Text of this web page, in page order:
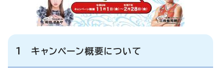
1 キャンペーン概要について